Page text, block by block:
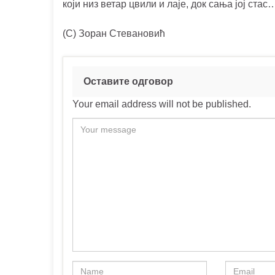
који низ ветар цвили и лаје, док сања јој
(C) Зоран Стевановић
Оставите одговор
Your email address will not be published.